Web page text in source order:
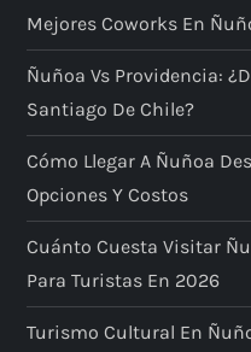
Mejores Coworks En
Ñuñoa Vs Providencia:
Santiago De Chile?
Cómo Llegar A Ñuñoa
Opciones Y Costos
Cuánto Cuesta Visitar
Para Turistas En 2026
Turismo Cultural En